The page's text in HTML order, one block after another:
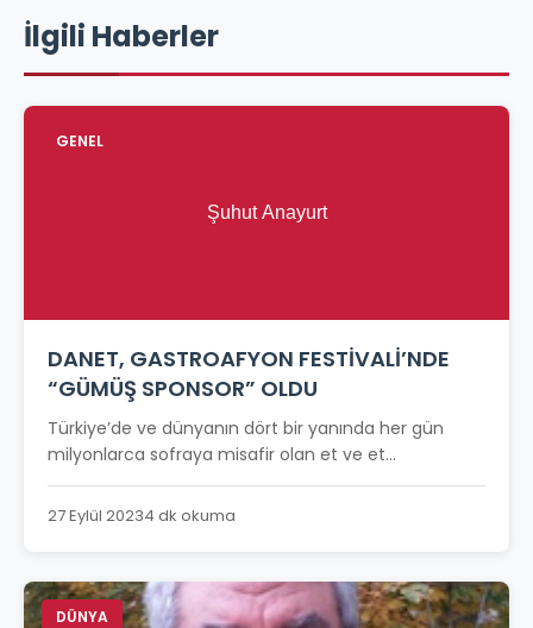
İlgili Haberler
GENEL
DANET, GASTROAFYON FESTİVALİ’NDE
“GÜMÜŞ SPONSOR” OLDU
Türkiye’de ve dünyanın dört bir yanında her gün
milyonlarca sofraya misafir olan et ve et...
27 Eylül 20234 dk okuma
DÜNYA